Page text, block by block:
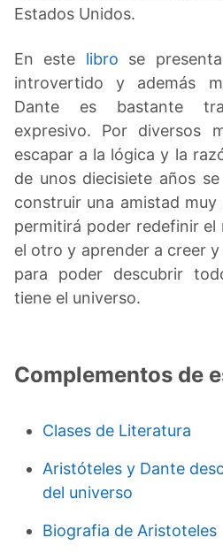
Estados Unidos.
En este libro se
introvertido y además
Dante es bastante
expresivo. Por diversos
escapar a la lógica y la
de unos diecisiete años
construir una amistad muy
permitirá poder redefinir el
el otro y aprender a creer
para poder descubrir
tiene el universo.
Complementos de
Clases de Literatura
Aristóteles y Dante
del universo
Biografia de Aristoteles